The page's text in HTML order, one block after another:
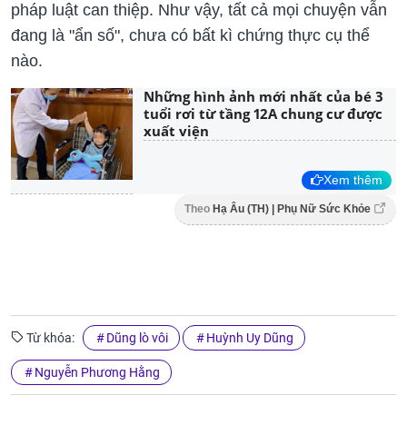
pháp luật can thiệp. Như vậy, tất cả mọi chuyện vẫn
đang là "ẩn số", chưa có bất kì chứng thực cụ thể
nào.
Những hình ảnh mới nhất của bé 3
tuổi rơi từ tầng 12A chung cư được
xuất viện
Xem thêm
Theo Hạ Âu (TH) | Phụ Nữ Sức Khỏe
Từ khóa: Dũng lò vôi Huỳnh Uy Dũng
Nguyễn Phương Hằng